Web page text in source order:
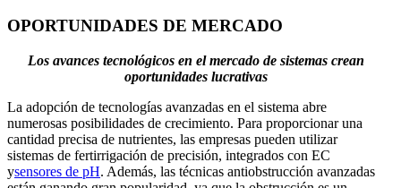
OPORTUNIDADES DE MERCADO
Los avances tecnológicos en el mercado de sistemas crean
oportunidades lucrativas
La adopción de tecnologías avanzadas en el sistema abre
numerosas posibilidades de crecimiento. Para proporcionar una
cantidad precisa de nutrientes, las empresas pueden utilizar
sistemas de fertirrigación de precisión, integrados con EC
ysensores de pH. Además, las técnicas antiobstrucción avanzadas